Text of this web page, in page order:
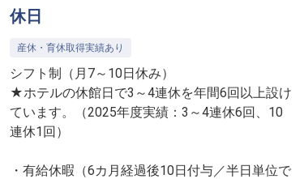
休日
産休・育休取得実績あり
シフト制（月7～10日休み）
★ホテルの休館日で3～4連休を年間6回以上設け
ています。（2025年度実績：3～4連休6回、10
連休1回）
・有給休暇（6カ月経過後10日付与／半日単位で